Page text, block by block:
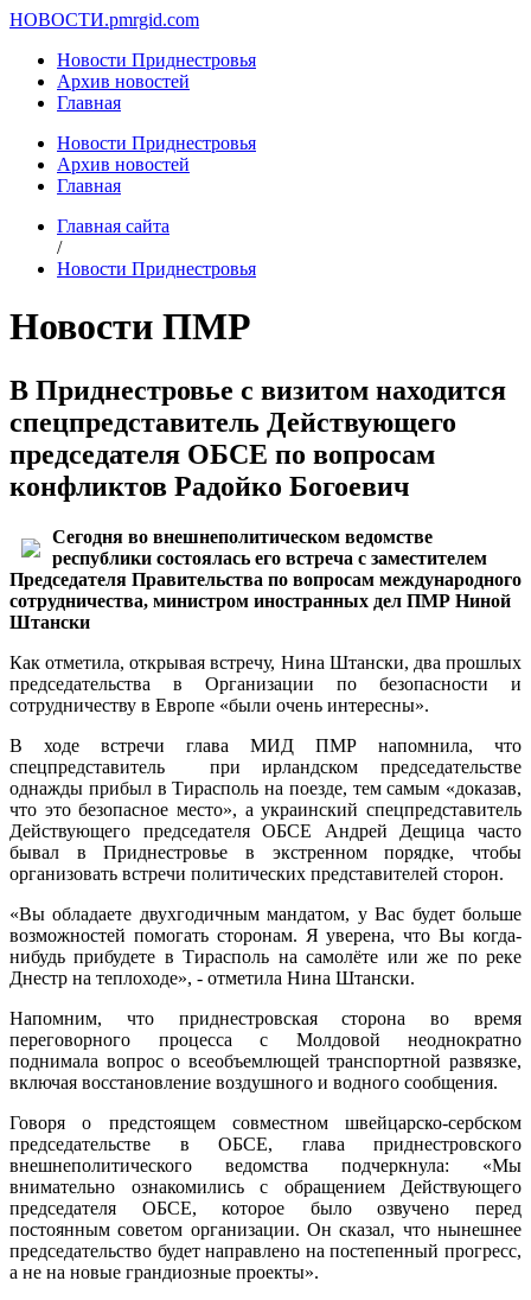
НОВОСТИ.pmrgid.com
Новости Приднестровья
Архив новостей
Главная
Новости Приднестровья
Архив новостей
Главная
Главная сайта
/
Новости Приднестровья
Новости ПМР
В Приднестровье с визитом находится
спецпредставитель Действующего
председателя ОБСЕ по вопросам
конфликтов Радойко Богоевич
Сегодня во внешнеполитическом ведомстве
республики состоялась его встреча с заместителем
Председателя Правительства по вопросам международного
сотрудничества, министром иностранных дел ПМР Ниной
Штански
Как отметила, открывая встречу, Нина Штански, два прошлых
председательства в Организации по безопасности и
сотрудничеству в Европе «были очень интересны».
В ходе встречи глава МИД ПМР напомнила, что
спецпредставитель при ирландском председательстве
однажды прибыл в Тирасполь на поезде, тем самым «доказав,
что это безопасное место», а украинский спецпредставитель
Действующего председателя ОБСЕ Андрей Дещица часто
бывал в Приднестровье в экстренном порядке, чтобы
организовать встречи политических представителей сторон.
«Вы обладаете двухгодичным мандатом, у Вас будет больше
возможностей помогать сторонам. Я уверена, что Вы когда-
нибудь прибудете в Тирасполь на самолёте или же по реке
Днестр на теплоходе», - отметила Нина Штански.
Напомним, что приднестровская сторона во время
переговорного процесса с Молдовой неоднократно
поднимала вопрос о всеобъемлющей транспортной развязке,
включая восстановление воздушного и водного сообщения.
Говоря о предстоящем совместном швейцарско-сербском
председательстве в ОБСЕ, глава приднестровского
внешнеполитического ведомства подчеркнула: «Мы
внимательно ознакомились с обращением Действующего
председателя ОБСЕ, которое было озвучено перед
постоянным советом организации. Он сказал, что нынешнее
председательство будет направлено на постепенный прогресс,
а не на новые грандиозные проекты».